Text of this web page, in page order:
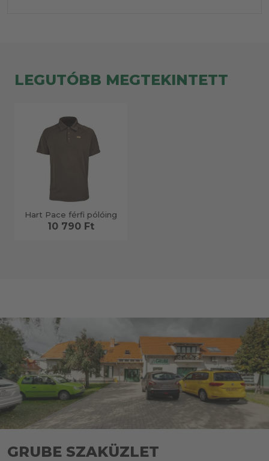
LEGUTÓBB MEGTEKINTETT
Hart Pace férfi pólóing
10 790 Ft
GRUBE SZAKÜZLET